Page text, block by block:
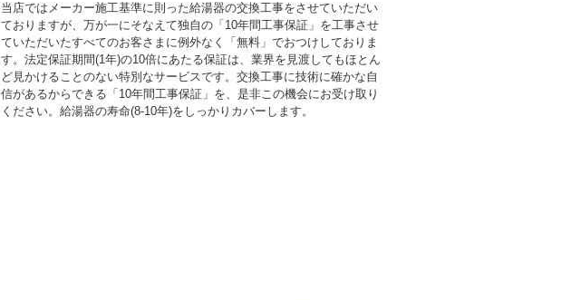
当店ではメーカー施工基準に則った給湯器の交換工事をさせていただい
ておりますが、万が一にそなえて独自の「10年間工事保証」を工事させ
ていただいたすべてのお客さまに例外なく「無料」でおつけしておりま
す。法定保証期間(1年)の10倍にあたる保証は、業界を見渡してもほとん
ど見かけることのない特別なサービスです。交換工事に技術に確かな自
信があるからできる「10年間工事保証」を、是非この機会にお受け取り
ください。給湯器の寿命(8-10年)をしっかりカバーします。